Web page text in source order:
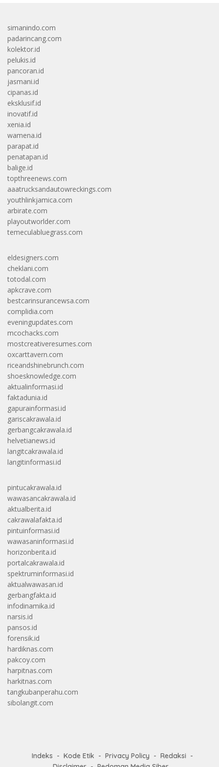
simanindo.com
padarincang.com
kolektor.id
pelukis.id
pancoran.id
jasmani.id
cipanas.id
eksklusif.id
inovatif.id
xenia.id
wamena.id
parapat.id
penatapan.id
balige.id
topthreenews.com
aaatrucksandautowreckings.com
youthlinkjamica.com
arbirate.com
playoutworlder.com
temeculabluegrass.com
eldesigners.com
cheklani.com
totodal.com
apkcrave.com
bestcarinsurancewsa.com
complidia.com
eveningupdates.com
mcochacks.com
mostcreativeresumes.com
oxcarttavern.com
riceandshinebrunch.com
shoesknowledge.com
aktualinformasi.id
faktadunia.id
gapurainformasi.id
gariscakrawala.id
gerbangcakrawala.id
helvetianews.id
langitcakrawala.id
langitinformasi.id
pintucakrawala.id
wawasancakrawala.id
aktualberita.id
cakrawalafakta.id
pintuinformasi.id
wawasaninformasi.id
horizonberita.id
portalcakrawala.id
spektruminformasi.id
aktualwawasan.id
gerbangfakta.id
infodinamika.id
narsis.id
pansos.id
forensik.id
hardiknas.com
pakcoy.com
harpitnas.com
harkitnas.com
tangkubanperahu.com
sibolangit.com
Indeks Kode Etik Privacy Policy
Redaksi